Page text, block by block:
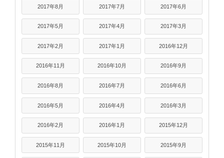
2017年8月 2017年7月 2017年6月
2017年5月 2017年4月 2017年3月
2017年2月 2017年1月 2016年12月
2016年11月 2016年10月 2016年9月
2016年8月 2016年7月 2016年6月
2016年5月 2016年4月 2016年3月
2016年2月 2016年1月 2015年12月
2015年11月 2015年10月 2015年9月